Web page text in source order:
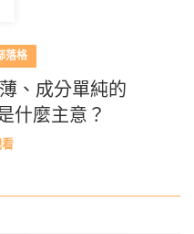
落格
、成分單純的
什麼主意？